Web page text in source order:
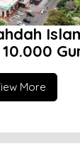
Istiqlal
More